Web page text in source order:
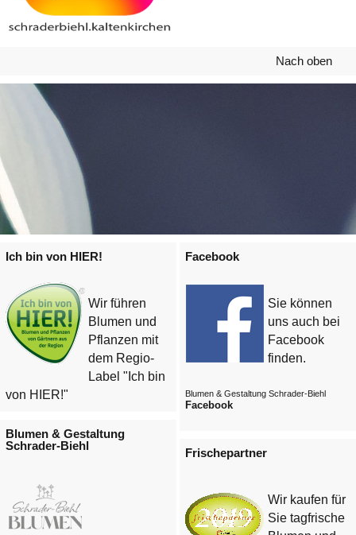
Nach oben
Ich bin von HIER!
Wir führen
Blumen und
Pflanzen mit
dem Regio-
Label "Ich bin
von HIER!"
Facebook
Sie können
uns auch bei
Facebook
finden.
Blumen & Gestaltung Schrader-Biehl
Facebook
Blumen & Gestaltung
Schrader-Biehl
Frischepartner
Wir kaufen für
Sie tagfrische